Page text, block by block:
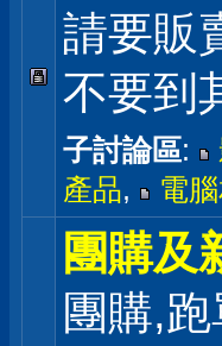
請要販
不要到
子討論區:
產品, 電
團購及
團購,